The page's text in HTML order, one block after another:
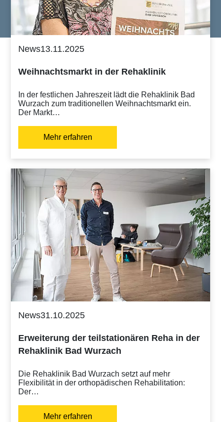
News13.11.2025
Weihnachtsmarkt in der Rehaklinik
In der festlichen Jahreszeit lädt die Rehaklinik Bad
Wurzach zum traditionellen Weihnachtsmarkt ein.
Der Markt…
Mehr erfahren
News31.10.2025
Erweiterung der teilstationären Reha in der
Rehaklinik Bad Wurzach
Die Rehaklinik Bad Wurzach setzt auf mehr
Flexibilität in der orthopädischen Rehabilitation:
Der…
Mehr erfahren